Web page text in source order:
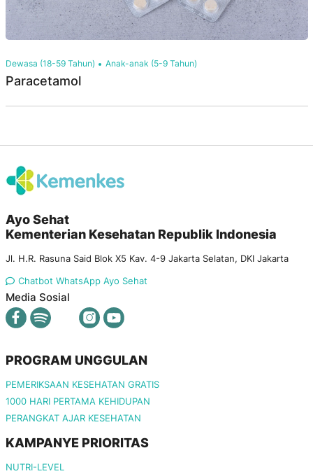
Dewasa (18-59 Tahun) Anak-anak (5-9 Tahun)
Paracetamol
Ayo Sehat
Kementerian Kesehatan Republik Indonesia
Jl. H.R. Rasuna Said Blok X5 Kav. 4-9 Jakarta Selatan, DKI Jakarta
Chatbot WhatsApp Ayo Sehat
Media Sosial
PROGRAM UNGGULAN
PEMERIKSAAN KESEHATAN GRATIS
1000 HARI PERTAMA KEHIDUPAN
PERANGKAT AJAR KESEHATAN
KAMPANYE PRIORITAS
NUTRI-LEVEL